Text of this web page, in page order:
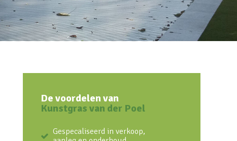
De voordelen van
Kunstgras van der Poel
Gespecaliseerd in verkoop,